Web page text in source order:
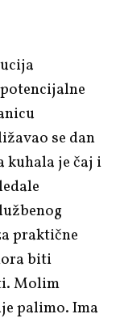
se dan
kuhala je čaj i
praktične
biti
Molim
palimo. Ima